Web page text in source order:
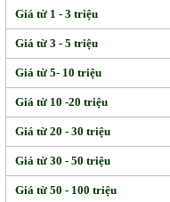
Giá từ 1 - 3 triệu
Giá từ 3 - 5 triệu
Giá từ 5- 10 triệu
Giá từ 10 -20 triệu
Giá từ 20 - 30 triệu
Giá từ 30 - 50 triệu
Giá từ 50 - 100 triệu